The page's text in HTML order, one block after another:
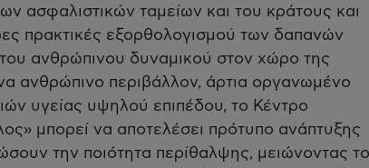
ασφαλιστικών ταμείων και του κράτους και
πρακτικές εξορθολογισμού των δαπανών
ανθρώπινου δυναμικού στον χώρο της
ανθρώπινο περιβάλλον, άρτια οργανωμένο
υγείας υψηλού επιπέδου, το Κέντρο
μπορεί να αποτελέσει πρότυπο ανάπτυξης
την ποιότητα περίθαλψης, μειώνοντας το